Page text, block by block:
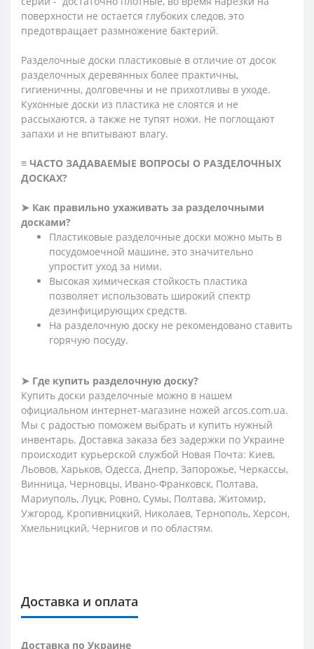
поверхности не остается глубоких следов, это
предотвращает размножение бактерий.
Разделочные доски пластиковые в отличие от досок
разделочных деревянных более практичны,
гигиеничны, долговечны и не прихотливы в уходе.
Кухонные доски из пластика не слоятся и не
рассыхаются, а также не тупят ножи. Не поглощают
запахи и не впитывают влагу.
≡ ЧАСТО ЗАДАВАЕМЫЕ ВОПРОСЫ О РАЗДЕЛОЧНЫХ
ДОСКАХ?
➤ Как правильно ухаживать за разделочными
досками?
Пластиковые разделочные доски можно мыть в
посудомоечной машине, это значительно
упростит уход за ними.
Высокая химическая стойкость пластика
позволяет использовать широкий спектр
дезинфицирующих средств.
На разделочную доску не рекомендовано ставить
горячую посуду.
➤ Где купить разделочную доску?
Купить доски разделочные можно в нашем
официальном интернет-магазине ножей arcos.com.ua.
Мы с радостью поможем выбрать и купить нужный
инвентарь. Доставка заказа без задержки по Украине
происходит курьерской службой Новая Почта: Киев,
Льовов, Харьков, Одесса, Днепр, Запорожье, Черкассы,
Винница, Черновцы, Ивано-Франковск, Полтава,
Мариуполь, Луцк, Ровно, Сумы, Полтава, Житомир,
Ужгород, Кропивницкий, Николаев, Тернополь, Херсон,
Хмельницкий, Чернигов и по областям.
Доставка и оплата
Доставка по Украине